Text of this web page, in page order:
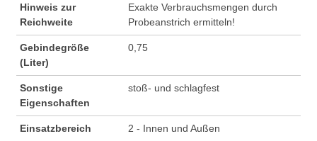
Hinweis zur
Reichweite
Exakte Verbrauchsmengen durch
Probeanstrich ermitteln!
Gebindegröße
(Liter)
0,75
Sonstige
Eigenschaften
stoß- und schlagfest
Einsatzbereich 2 - Innen und Außen